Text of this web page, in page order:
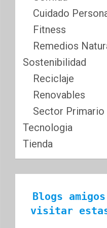
Cuidado
Fitness
Remedios
Sostenibilidad
Reciclaje
Renovables
Sector Primario
Tecnologia
Tienda
Blogs
visitar